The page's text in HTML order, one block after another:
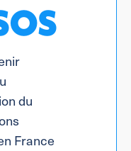
du
France